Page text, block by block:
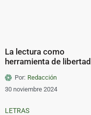
La lectura como
herramienta de libertad
Por: Redacción
30 noviembre 2024
LETRAS